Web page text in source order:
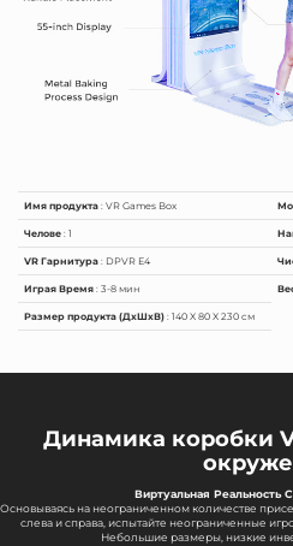
Имя продукта : VR Games Box
Челове : 1
VR Гарнитура : DPVR E4
Играя Время : 3-8 мин
Размер продукта (ДxШxВ) : 140 X 80 X 230 см
Динамика коробки
Виртуальная Реальность
Основываясь на неограниченном количестве
слева и справа, испытайте неограниченные
Небольшие размеры, низкие